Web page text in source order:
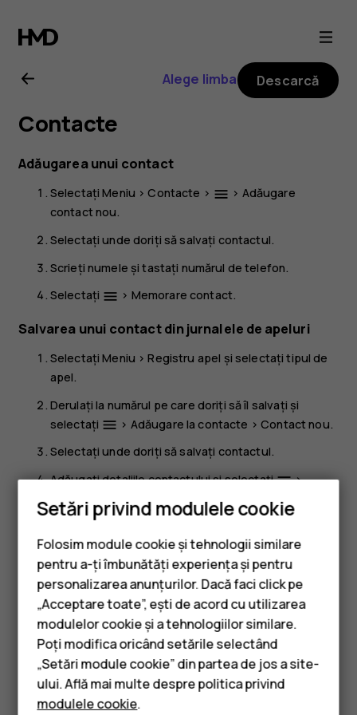
Ghid
de
utilizare
pentru
Nokia
225
4G
(2024)
Smartphone-uri
Telefoane clasice
Accesorii
Alege limba Descarcă
Contacte
Adăugarea unui contact
SelectațiMeniu >Contacte > menu > Adăugare
contact nou.
Selectați unde doriți să salvați contactul.
Scrieți numele și tastați numărul de telefon.
Selectați menu > Memorare contact.
Salvarea unui contact din jurnalele de apeluri
SelectațiMeniu >Registru apel și selectați tipul de
apel.
Derulați la numărul pe care doriți să îl salvați și
selectați menu > Adăugare la contacte >Contact nou.
Selectați unde doriți să salvați contactul.
Adăugați detaliile contactului și selectațimenu>
Salvare contact
Puteți să apelați un contact direct din lista de contacte.
SelectațiMeniu>Contacte, derulați la contactul pe care
doriți să îl apelați și apăsați tasta de apelare.
Setări privind modulele cookie
Folosim module cookie și tehnologii similare
pentru a-ți îmbunătăți experiența și pentru
personalizarea anunțurilor. Dacă faci click pe
„Acceptare toate”, ești de acord cu utilizarea
modulelor cookie și a tehnologiilor similare.
Poți modifica oricând setările selectând
„Setări module cookie” din partea de jos a site-
ului. Află mai multe despre politica privind
modulele cookie.